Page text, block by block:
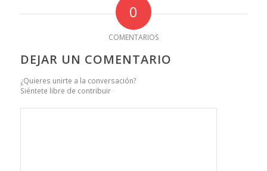
0
COMENTARIOS
DEJAR UN COMENTARIO
¿Quieres unirte a la conversación?
Siéntete libre de contribuir